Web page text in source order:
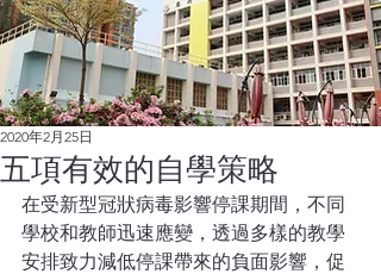
五項有效的自學策略
2020年2月25日
在受新型冠狀病毒影響停課期間，不同
學校和教師迅速應變，透過多樣的教學
安排致力減低停課帶來的負面影響，促